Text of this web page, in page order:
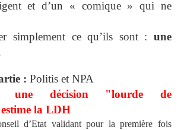
et d’un « comique » qui ne
simplement ce qu’ils sont : une
: Politis et NPA
une décision "lourde de
la LDH
d’Etat validant pour la première fois